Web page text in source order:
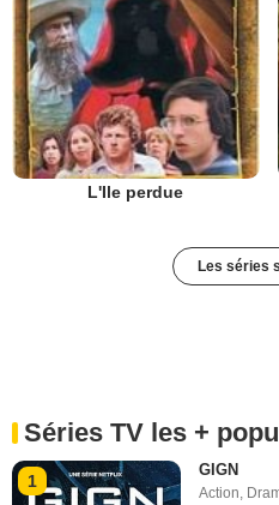
L'Ile perdue
Les séries
Séries TV les +
1
GIGN
Action,